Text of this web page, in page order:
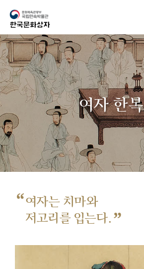
여자 한복
“여자는 치마와
저고리를 입는다. ”